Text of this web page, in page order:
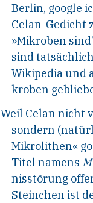
Berlin, google
Celan-Gedicht
»Mikroben
sind
Wikipediaund
kroben
Weil Celan nicht
sondern
Mikrolithen«
Titel namens
nisstörung
Steinchen ist